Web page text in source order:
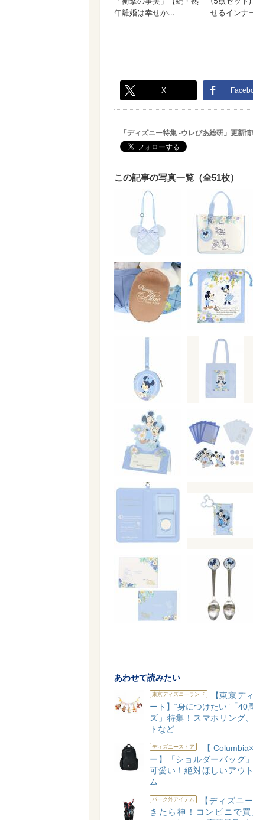
X
「ディズニー特集 -ウレぴあ総研」更新
この記事の写真一覧（全51枚）
あわせて読みたい
東京ディズニーランド
【東京デ
ート】“身につけたい”「40
ズ」特集！スマホリング
トなど
ディズニーストア
【
ー】「ショルダーバッグ
可愛い！絶対ほしいアウ
ム
パーク外アイテム
【ディズニ
きたら神！コンビニで